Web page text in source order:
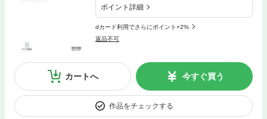
ポイント詳細
dカード利用でさらにポイント+2%
返品不可
カートへ 今すぐ買う
作品をチェックする